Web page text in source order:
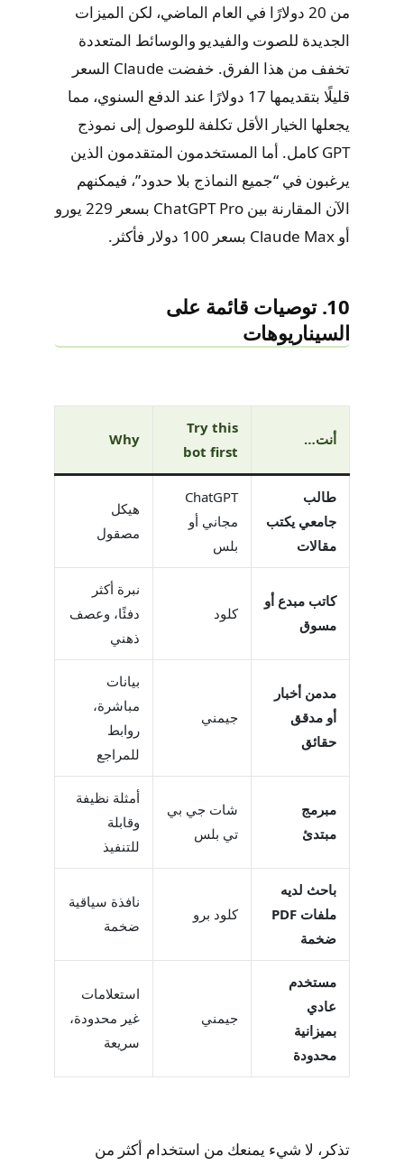
من 20 دولارًا في العام الماضي، لكن الميزات
الجديدة للصوت والفيديو والوسائط المتعددة
تخفف من هذا الفرق. خفضت Claude السعر
قليلًا بتقديمها 17 دولارًا عند الدفع السنوي، مما
يجعلها الخيار الأقل تكلفة للوصول إلى نموذج
GPT كامل. أما المستخدمون المتقدمون الذين
يرغبون في “جميع النماذج بلا حدود”، فيمكنهم
الآن المقارنة بين ChatGPT Pro بسعر 229 يورو
أو Claude Max بسعر 100 دولار فأكثر.
10. توصيات قائمة على
السيناريوهات
أنت…
Try this
bot first
Why
طالب
جامعي يكتب
مقالات
ChatGPT
مجاني أو
بلس
هيكل
مصقول
كاتب مبدع أو
مسوق
كلود
نبرة أكثر
دفئًا، وعصف
ذهني
مدمن أخبار
أو مدقق
حقائق
جيمني
بيانات
مباشرة،
روابط
للمراجع
مبرمج
مبتدئ
شات جي بي
تي بلس
أمثلة نظيفة
وقابلة
للتنفيذ
باحث لديه
ملفات PDF
ضخمة
كلود برو
نافذة سياقية
ضخمة
مستخدم
عادي
بميزانية
محدودة
جيمني
استعلامات
غير محدودة،
سريعة
تذكر، لا شيء يمنعك من استخدام أكثر من